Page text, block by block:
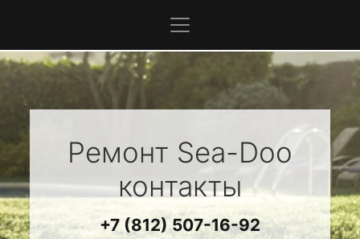
Ремонт Sea-Doo
контакты
+7 (812) 507-16-92